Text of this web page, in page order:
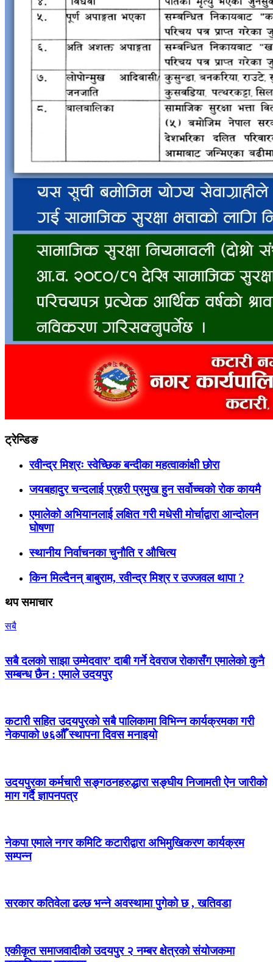
ट्रेन्डिङ
रवीन्द्र मिश्रः स्वेच्छिक बन्दीका महत्वाकांक्षी छोरा
जयबहादुर चन्दलाई प्रहरी प्रमुख हुन सर्वोच्चको रोक कायमै
एमालेको अभियानलाई लक्षित गरी मधेसी मोर्चाद्वारा आन्दोलन
घोषणा
स्थानीय निर्वाचनका चुनौति र औचित्य
किन मिल्दैनन् बाबुराम, रवीन्द्र मिश्र र उज्जवल थापा ?
थप समाचार
सबै
सबै दलको साझा उम्मेदवार’ दाबी गर्ने देवराज रोकासँग एमालेको कुनै
सम्बन्ध छैन : एमाले उदयपुर
कटारी सहित उदयपुरको सबै पालिकामा विभिन्न कार्यक्रमका गरी
नेकपाको ७६औँ स्थापना दिवस मनाइयो
उदयपुरका कर्मचारी सङ्गठनहरुद्धारा सङ्घीय निजामती ऐन जारीको
माग गर्दै ज्ञापनपत्र
नेकपा एमाले नगर कमिटि कटारीद्वारा अभिमुखिकरण कार्यक्रम
सम्पन्न
सरकार कतिवेला ढल्छ भन्ने अवस्थामा पुगेको छ , खतिवडा
एकीकृत समाजवादीको उदयपुर २ नम्बर क्षेत्रको संयोजकमा